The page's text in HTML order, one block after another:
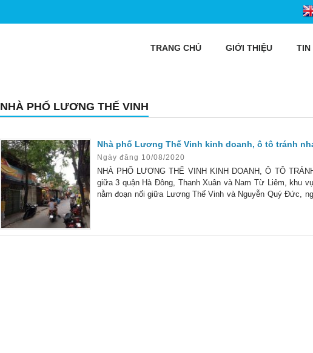
TRANG CHỦ GIỚI THIỆU TIN
NHÀ PHỐ LƯƠNG THẾ VINH
Nhà phố Lương Thế Vinh kinh doanh, ô tô tránh
Ngày đăng 10/08/2020
NHÀ PHỐ LƯƠNG THẾ VINH KINH DOANH, Ô TÔ
giữa 3 quận Hà Đông, Thanh Xuân và Nam Từ Liêm, khu
nằm đoạn nối giữa Lương Thế Vinh và Nguyễn Quý Đức,